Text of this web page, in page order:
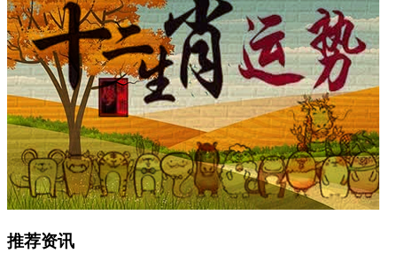
推荐资讯